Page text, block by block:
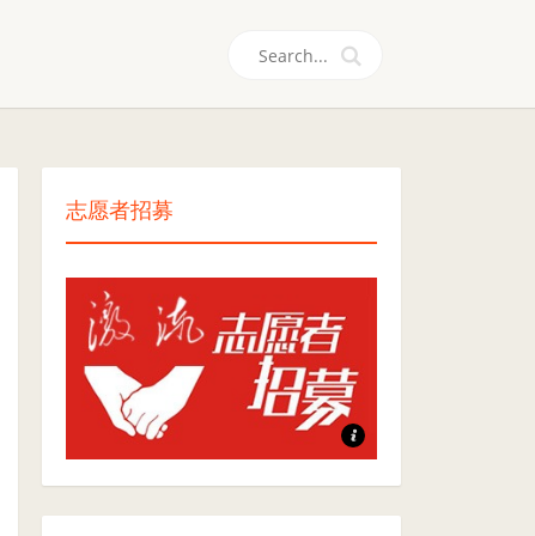
志愿者招募
志愿者招募